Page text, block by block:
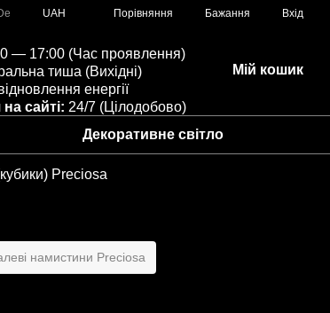
UAH Порівняння Бажання Вхід
— 17:00 (Час проявлення)
тиша (Вихідні)
енергії
сайті: 24/7 (Цілодобово)
Мій кошик
Декоративне світло
Preciosa
намистини Preciosa